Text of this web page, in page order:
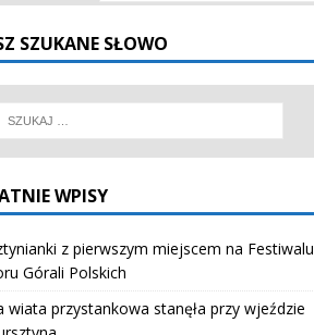
SZUKANE SŁOWO
WPISY
z pierwszym miejscem na Festiwalu
Górali Polskich
wiata przystankowa stanęła przy wjeździe